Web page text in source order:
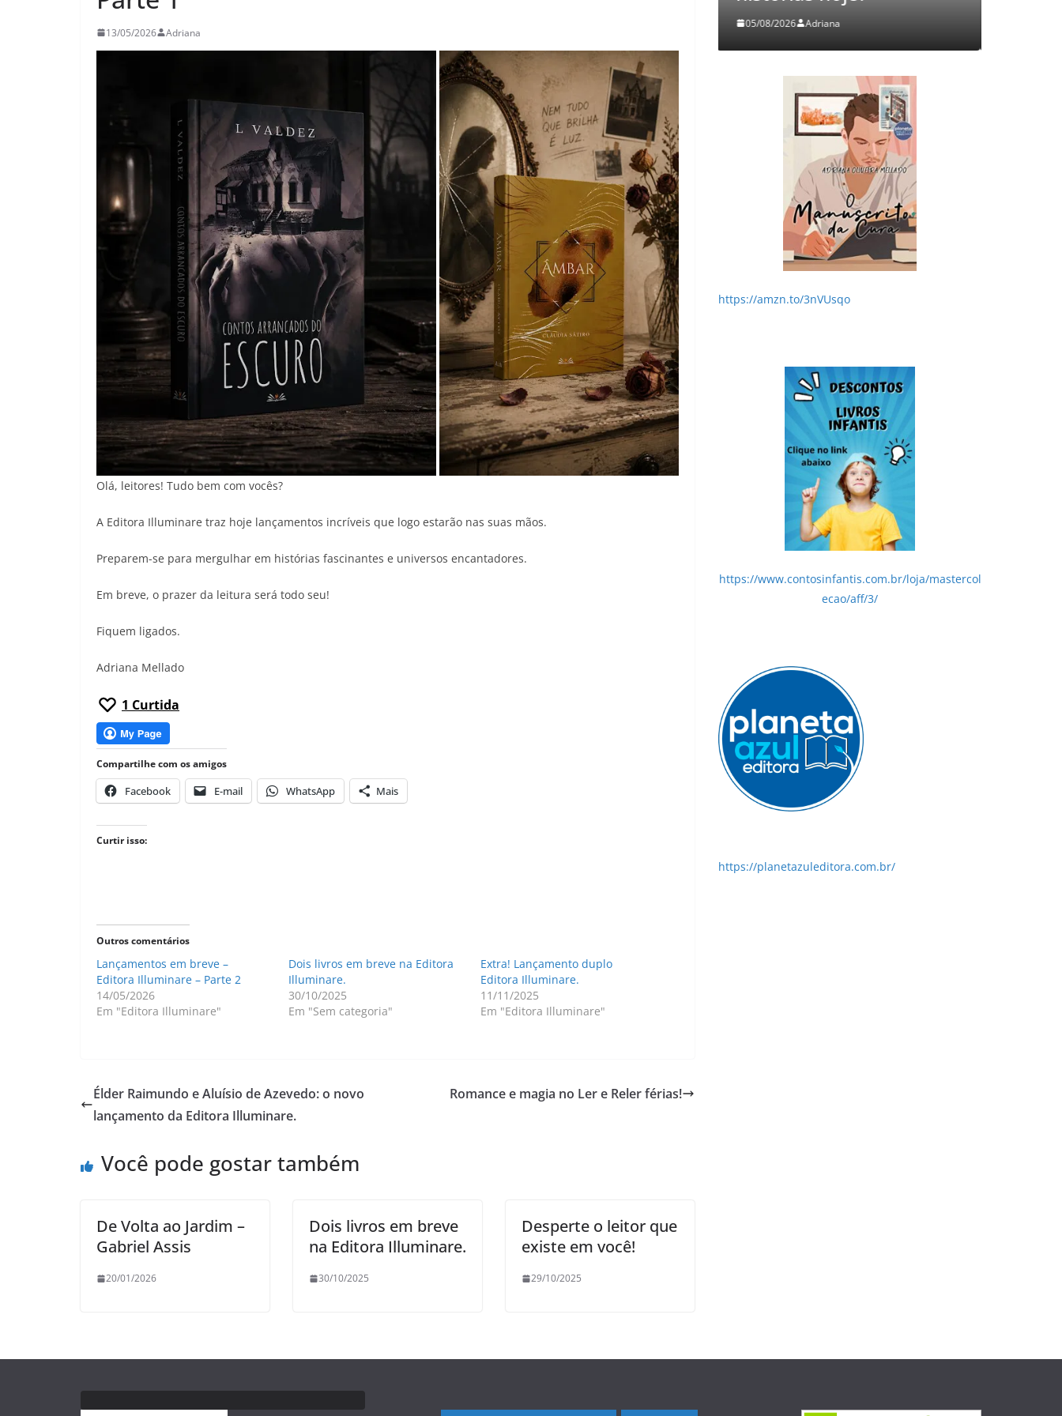
13/05/2026 Adriana
Olá, leitores! Tudo bem com vocês?
A Editora Illuminare traz hoje lançamentos incríveis que logo estarão nas suas mãos.
Preparem-se para mergulhar em histórias fascinantes e universos encantadores.
Em breve, o prazer da leitura será todo seu!
Fiquem ligados.
Adriana Mellado
1 Curtida
Compartilhe com os amigos
Facebook E-mail WhatsApp Mais
Curtir isso:
Outros comentários
Lançamentos em breve –
Editora Illuminare – Parte 2
14/05/2026
Em "Editora Illuminare"
Dois livros em breve na Editora
Illuminare.
30/10/2025
Em "Sem categoria"
Extra! Lançamento duplo
Editora Illuminare.
11/11/2025
Em "Editora Illuminare"
Élder Raimundo e Aluísio de Azevedo: o novo
lançamento da Editora Illuminare.
Romance e magia no Ler e Reler férias!
Você pode gostar também
De Volta ao Jardim –
Gabriel Assis
20/01/2026
Dois livros em breve
na Editora Illuminare.
30/10/2025
Desperte o leitor que
existe em você!
29/10/2025
03/08/2026
https://amzn.to/3nVUsqo
https://www.contosinfantis.com.br/loja/mastercol
ecao/aff/3/
https://planetazuleditora.com.br/